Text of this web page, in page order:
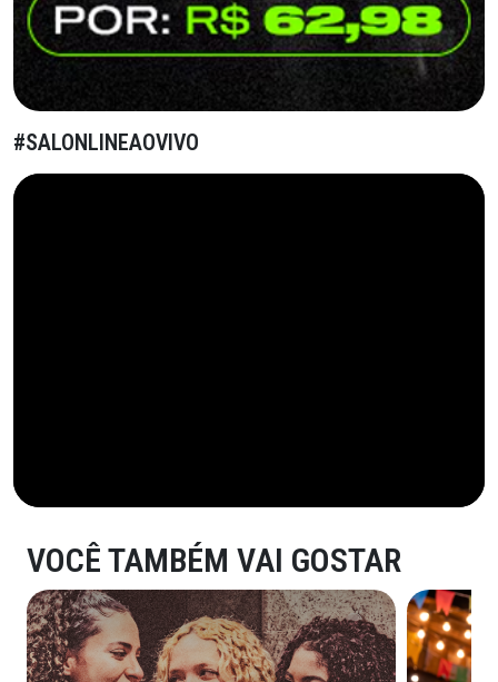
#SALONLINEAOVIVO
VOCÊ TAMBÉM VAI GOSTAR